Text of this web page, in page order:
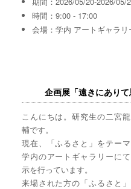
時間：9:00 - 17:00
会場：学内 アートギャラリ
企画展「遠きにあり
こんにちは。研究生の二宮
輔です。
現在、「ふるさと」をテー
学内のアートギャラリーに
示を行っています。
来場された方の「ふるさと